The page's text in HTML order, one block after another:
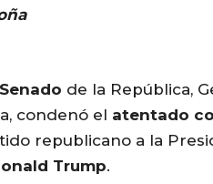
Senado de la República,
condenó el atentado
republicano a la
Trump.